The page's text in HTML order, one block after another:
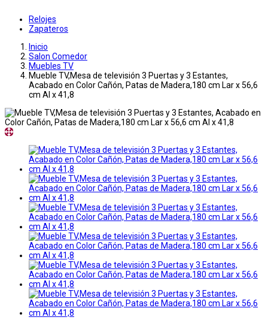
Relojes
Zapateros
Inicio
Salon Comedor
Muebles TV
Mueble TV,Mesa de televisión 3 Puertas y 3 Estantes,
Acabado en Color Cañón, Patas de Madera,180 cm Lar x 56,6
cm Al x 41,8